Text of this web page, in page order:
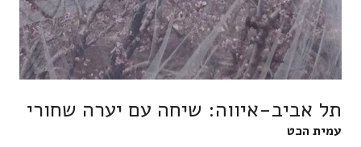
תל אביב-איווה: שיחה עם יערה שחורי
עמית הכט